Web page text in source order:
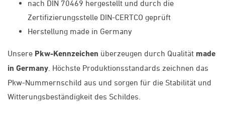
nach DIN 70469 hergestellt und durch die
Zertifizierungsstelle DIN-CERTCO geprüft
Herstellung made in Germany
Unsere Pkw-Kennzeichen überzeugen durch Qualität made
in Germany . Höchste Produktionsstandards zeichnen das
Pkw-Nummernschild aus und sorgen für die Stabilität und
Witterungsbeständigkeit des Schildes.